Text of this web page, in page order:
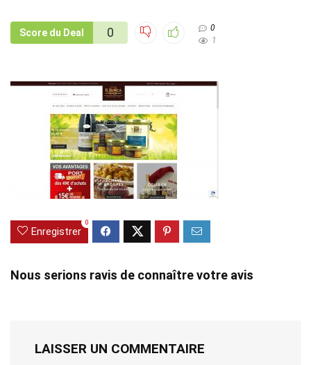
Score du Deal 0
0
1
Enregistrer
0
Nous serions ravis de connaître votre avis
LAISSER UN COMMENTAIRE